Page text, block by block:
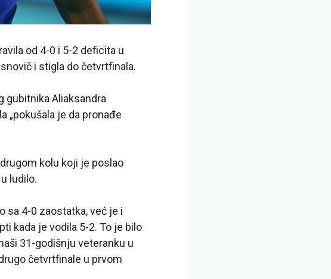
od 4-0 i 5-2 deficita u
i stigla do četvrtfinala.
gubitnika Aliaksandra
„pokušala je da pronađe
kolu koji je poslao
ludilo.
sa 4-0 zaostatka, već je i
kada je vodila 5-2. To je bilo
31-godišnju veteranku u
četvrtfinale u prvom